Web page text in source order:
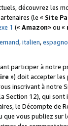
découvrez les
(le « Site
1 (« Amazon» ou «
,italien,
participer à notre
») doit accepter les
inscrivant à notre
Section 12), qui
le Décompte de
que vous publiez